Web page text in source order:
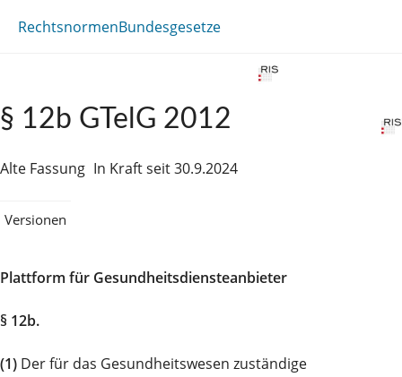
RechtsnormenBundesgesetze
§ 12b GTelG 2012
Alte Fassung In Kraft seit 30.9.2024
Versionen
Plattform für Gesundheitsdiensteanbieter
§ 12b.
(1) Der für das Gesundheitswesen zuständige